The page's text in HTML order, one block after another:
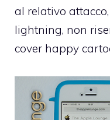
al relativo
lightning, non
cover happy